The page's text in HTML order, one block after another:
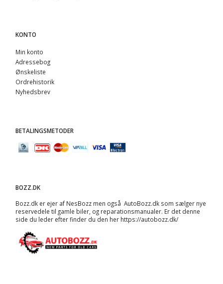
KONTO
Min konto
Adressebog
Ønskeliste
Ordrehistorik
Nyhedsbrev
BETALINGSMETODER
BOZZ.DK
Bozz.dk er ejer af NesBozz men også AutoBozz.dk som sælger nye
reservedele til gamle biler, og reparationsmanualer. Er det denne
side du leder efter finder du den her https://autobozz.dk/